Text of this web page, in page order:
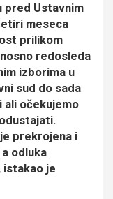
pred Ustavnim
meseca
prilikom
redosleda
izborima u
sud do sada
ali očekujemo
prekrojena i
odluka
istakao je